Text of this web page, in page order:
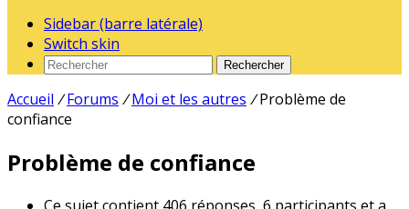
Sidebar (barre latérale)
Switch skin
Rechercher
Accueil / Forums / Moi et les autres / Problème de
confiance
Problème de confiance